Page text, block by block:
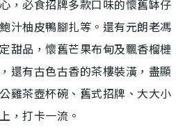
，必食招牌多款口味的懷舊缽仔
汁柚皮鴨腳扎等。還有元朗老馮
甜品，懷舊芒果布甸及飄香榴槤
還有古色古香的茶樓裝潢，盡顯
雞茶壺杯碗、舊式招牌、大大小
，打卡一流。